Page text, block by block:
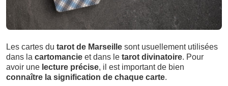
Les cartes du tarot de Marseille sont usuellement utilisées
dans la cartomancie et dans le tarot divinatoire. Pour
avoir une lecture précise, il est important de bien
connaître la signification de chaque carte.